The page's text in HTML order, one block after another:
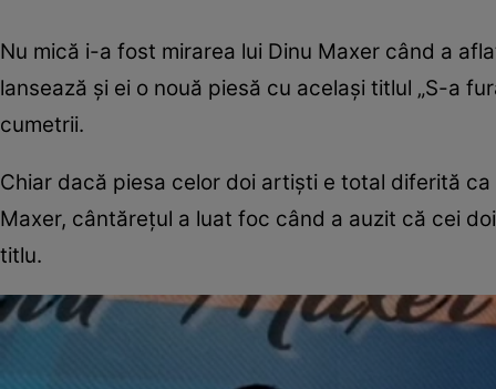
Nu mică i-a fost mirarea lui Dinu Maxer când a
lansează și ei o nouă piesă cu același titlul „S-a
cumetrii.
Chiar dacă piesa celor doi artiști e total diferită
Maxer, cântărețul a luat foc când a auzit că cei
titlu.